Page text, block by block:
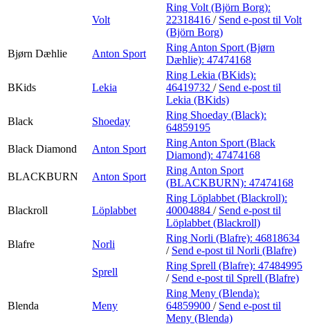
Volt
Ring Volt (Björn Borg):
22318416 / Send e-post til Volt
(Björn Borg)
Bjørn Dæhlie
Anton Sport
Ring Anton Sport (Bjørn
Dæhlie): 47474168
BKids Lekia
Ring Lekia (BKids):
46419732 / Send e-post til
Lekia (BKids)
Black
Shoeday
Ring Shoeday (Black):
64859195
Black Diamond
Anton Sport
Ring Anton Sport (Black
Diamond): 47474168
BLACKBURN
Anton Sport
Ring Anton Sport
(BLACKBURN): 47474168
Blackroll Löplabbet
Ring Löplabbet (Blackroll):
40004884 / Send e-post til
Löplabbet (Blackroll)
Blafre
Norli
Ring Norli (Blafre): 46818634
/ Send e-post til Norli (Blafre)
Sprell
Ring Sprell (Blafre): 47484995
/ Send e-post til Sprell (Blafre)
Blenda Meny
Ring Meny (Blenda):
64859900 / Send e-post til
Meny (Blenda)